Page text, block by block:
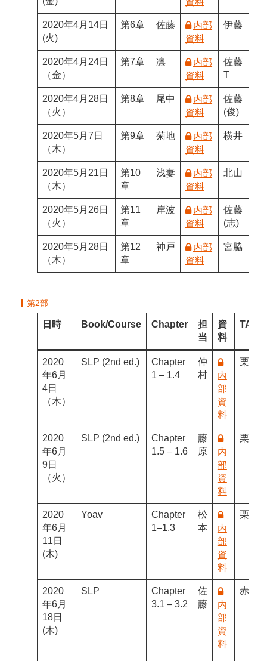
2020年4月14日
(火)
第6章 佐藤
内部
資料
伊藤
2020年4月24日
（金）
第7章 凛
内部
資料
佐藤
T
2020年4月28日
（火）
第8章 尾中
内部
資料
佐藤
(俊)
2020年5月7日
（木）
第9章 菊地
内部
資料
横井
2020年5月21日
（木）
第10
章
浅妻
内部
資料
北山
2020年5月26日
（火）
第11
章
岸波
内部
資料
佐藤
(志)
2020年5月28日
（木）
第12
章
神戸
内部
資料
宮脇
第2部
日時 Book/Course Chapter
担
当
資
料
TA
2020
年6月
4日
（木）
SLP (2nd ed.)
Chapter
1 – 1.4
仲
村
内
部
資
料
栗林
2020
年6月
9日
（火）
SLP (2nd ed.)
Chapter
1.5 – 1.6
藤
原
内
部
資
料
栗林
2020
年6月
11日
(木)
Yoav
Chapter
1–1.3
松
本
内
部
資
料
栗林
2020
年6月
18日
(木)
SLP
Chapter
3.1 – 3.2
佐
藤
内
部
資
料
赤間